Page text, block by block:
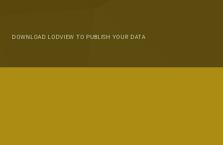
DOWNLOAD LODVIEW TO PUBLISH YOUR DATA